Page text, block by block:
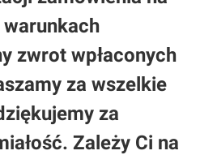
zwrot wpłaconych
za wszelkie
za
Zależy Ci na